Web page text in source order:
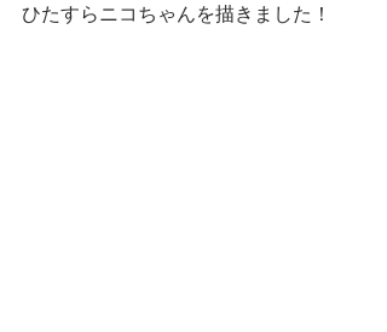
ひたすらニコちゃんを描きました！